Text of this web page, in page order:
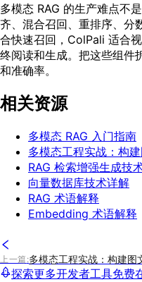
多模态 RAG 的生产难点不
齐、混合召回、重排序、分
合快速召回，ColPali 适合
终阅读和生成。把这些组件
和准确率。
相关资源
多模态 RAG 入门指南
多模态工程实战：构
RAG 检索增强生成技
向量数据库技术详解
RAG 术语解释
Embedding 术语解释
上一篇 :多模态工程实战：构建图
探索更多开发者工具免费